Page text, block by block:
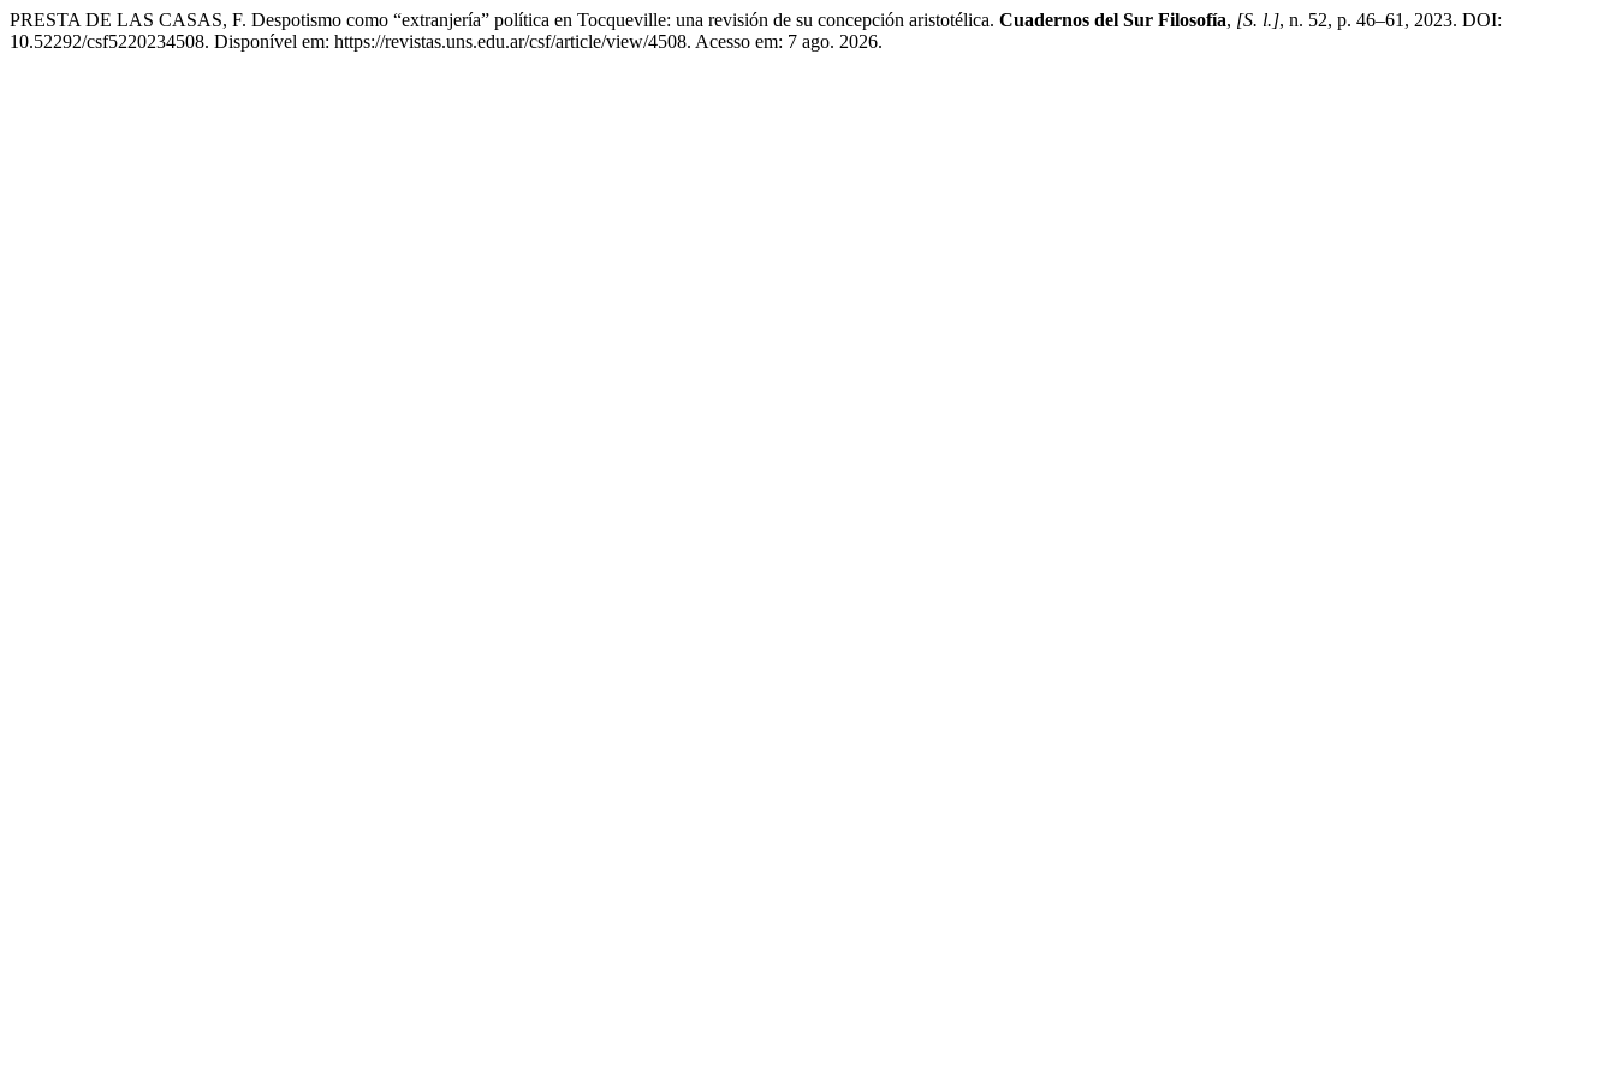
PRESTA DE LAS CASAS, F. Despotismo como “extranjería” política en Tocqueville: una revisión de su concepción aristotélica. Cuadernos del Sur Filosofía, [S. l.], n. 52, p. 46–61, 2023. DOI:
10.52292/csf5220234508. Disponível em: https://revistas.uns.edu.ar/csf/article/view/4508. Acesso em: 7 ago. 2026.